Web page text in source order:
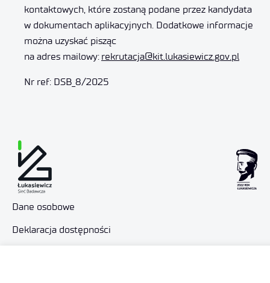
kontaktowych, które zostaną podane przez kandydata
w dokumentach aplikacyjnych. Dodatkowe informacje
można uzyskać pisząc
na adres mailowy: rekrutacja@kit.lukasiewicz.gov.pl
Nr ref: DSB_8/2025
Dane osobowe
Deklaracja dostępności